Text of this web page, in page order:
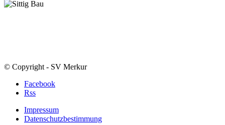
© Copyright - SV Merkur
Facebook
Rss
Impressum
Datenschutzbestimmung